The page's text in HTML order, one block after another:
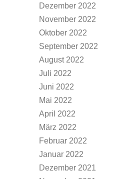
Dezember 2022
November 2022
Oktober 2022
September 2022
August 2022
Juli 2022
Juni 2022
Mai 2022
April 2022
März 2022
Februar 2022
Januar 2022
Dezember 2021